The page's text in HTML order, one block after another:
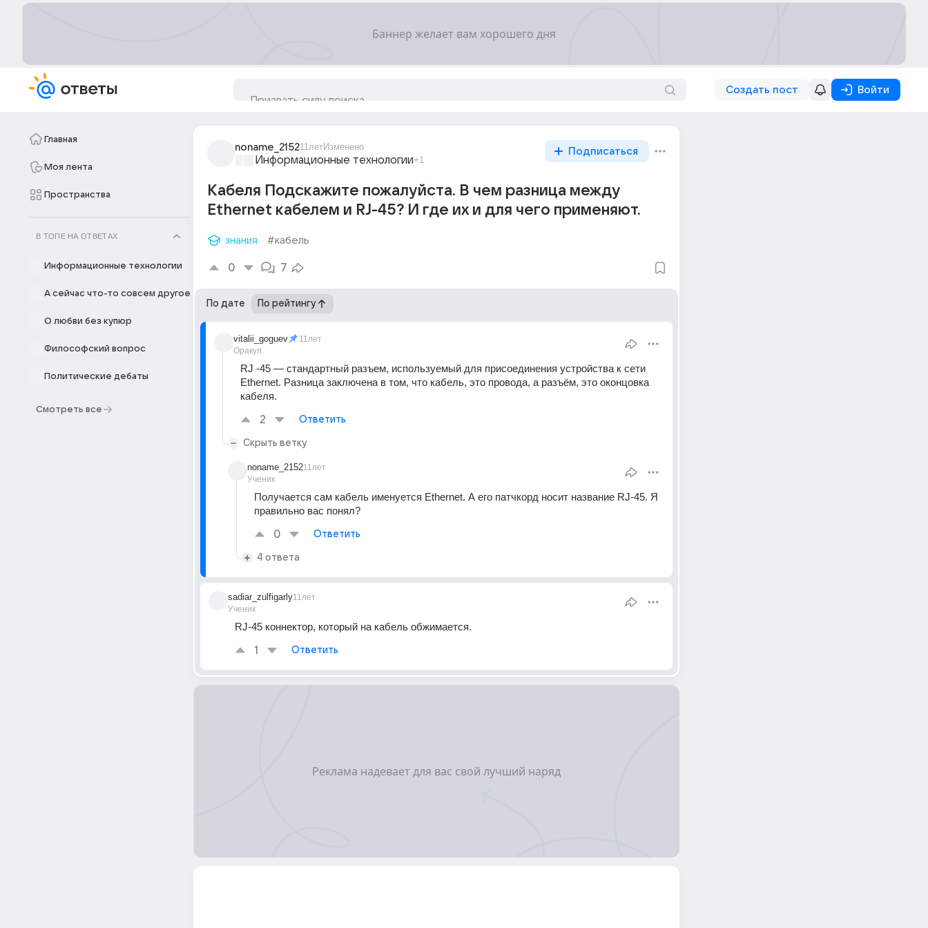
Создать пост Войти
Главная
Моя лента
Пространства
В ТОПЕ НА ОТВЕТАХ
Информационные технологии
А сейчас что-то совсем другое
О любви без купюр
Философский вопрос
Политические дебаты
Смотреть все
noname_215211летИзменено
Информационные технологии+1
Подписаться
Кабеля Подскажите пожалуйста. В чем разница между
Ethernet кабелем и RJ-45? И где их и для чего применяют.
знания #кабель
0 7
По дате По рейтингу
vitalii_goguev
Оракул
11лет
RJ -45 — стандартный разъем, используемый для присоединения устройства к сети
Ethernet. Разница заключена в том, что кабель, это провода, а разъём, это оконцовка
кабеля.
2 Ответить
Скрыть ветку
noname_2152
Ученик
11лет
Получается сам кабель именуется Ethernet. А его патчкорд носит название RJ-45. Я
правильно вас понял?
0 Ответить
4 ответа
sadiar_zulfigarly
Ученик
11лет
RJ-45 коннектор, который на кабель обжимается.
1 Ответить